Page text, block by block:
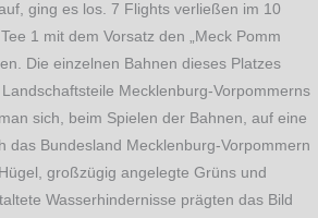
ging es los. 7 Flights verließen im 10
1 mit dem Vorsatz den „Meck Pomm
Die einzelnen Bahnen dieses Platzes
Mecklenburg-Vorpommerns
sich, beim Spielen der Bahnen, auf eine
das Bundesland Mecklenburg-Vorpommern
großzügig angelegte Grüns und
Wasserhindernisse prägten das Bild